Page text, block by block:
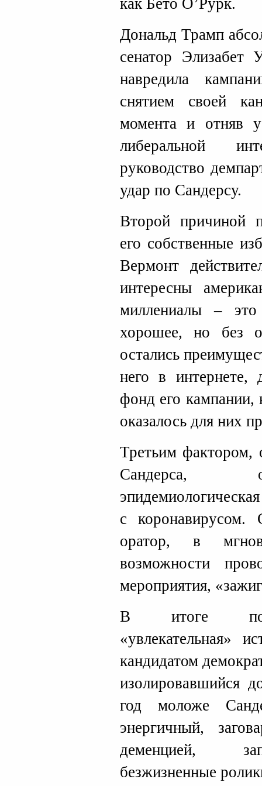
как Бето О’Рурк.
Дональд Трамп
сенатор Элизабет
навредила
снятием своей
момента и отняв
либеральной
руководство
удар по Сандерсу.
Второй причиной
его собственные
Вермонт
интересны
миллениалы –
хорошее, но без
остались
него в интернете,
фонд его кампании,
оказалось для них
Третьим фактором,
Сандерса,
с коронавирусом.
оратор, в
возможности
мероприятия,
В итоге
«увлекательная»
кандидатом
изолировавшийся
год моложе
энергичный,
деменцией,
безжизненные